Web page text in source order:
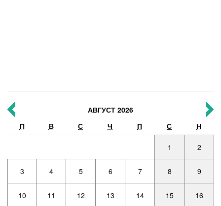
АВГУСТ 2026
П
В С Ч П С Н
1 2
3 4 5 6 7 8 9
10 11 12 13 14 15 16